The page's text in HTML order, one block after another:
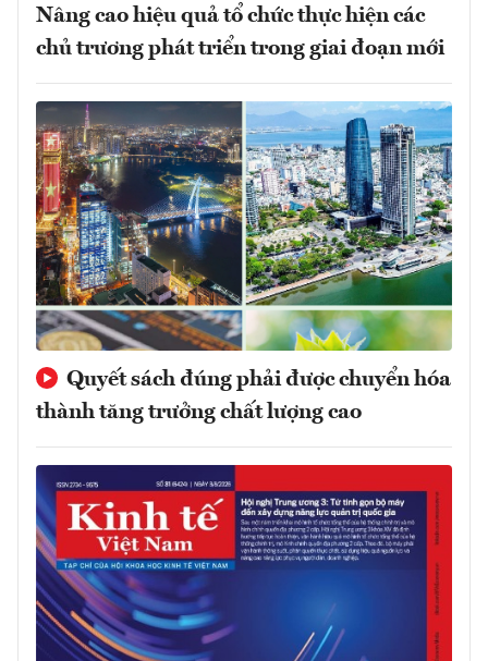
Nâng cao hiệu quả tổ chức thực hiện các
chủ trương phát triển trong giai đoạn mới
Quyết sách đúng phải được chuyển hóa
thành tăng trưởng chất lượng cao